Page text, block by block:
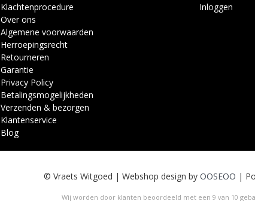
Klachtenprocedure
Over ons
Algemene voorwaarden
Herroepingsrecht
Retourneren
Garantie
Privacy Policy
Betalingsmogelijkheden
Verzenden & bezorgen
Klantenservice
Blog
Inloggen
© Vraets Witgoed | Webshop design by OOSEOO |
Wij worden door klanten beoordeeld met een 9 van 10